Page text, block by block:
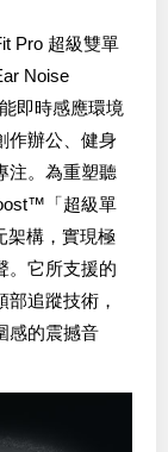
Pro 超級雙單
Noise
即時感應環境
作辦公、健身
注。為重塑聽
「超級單
架構，實現極
。它所支援的
追蹤技術，
感的震撼音